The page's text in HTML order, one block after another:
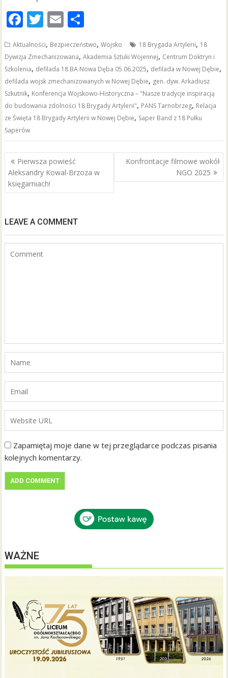
F
e
b
o
o
k
T
itt
er
E
ai
l
ar
e
Aktualności, Bezpieczeństwo,Wojsko 18 Brygada Artylerii, 18
Dywizja Zmechanizowana,Akademia Sztuki Wojennej, Centrum Doktryn i
Szkolenia, defilada 18 BA Nowa Dęba 05.06.2025, defilada w Nowej Dębie,
defilada wojsk zmechanizowanych w Nowej Dębie, gen. dyw. Arkadiusz
Szkutnik, Konferencja Wojskowo-Historyczna – "Nasze tradycje inspiracją
do budowania zdolności 18 Brygady Artylerii", PANS Tarnobrzeg, Relacja
ze Święta 18 Brygady Artylerii w Nowej Dębie, Saper Band z 18 Pułku
Saperów
Nawigacja
wpisu
Pierwsza powieść
Aleksandry Kowal-Brzoza w
księgarniach!
Konfrontacje filmowe wokół
NGO 2025
LEAVE A COMMENT
Zapamiętaj moje dane w tej przeglądarce podczas pisania
kolejnych komentarzy.
WAŻNE